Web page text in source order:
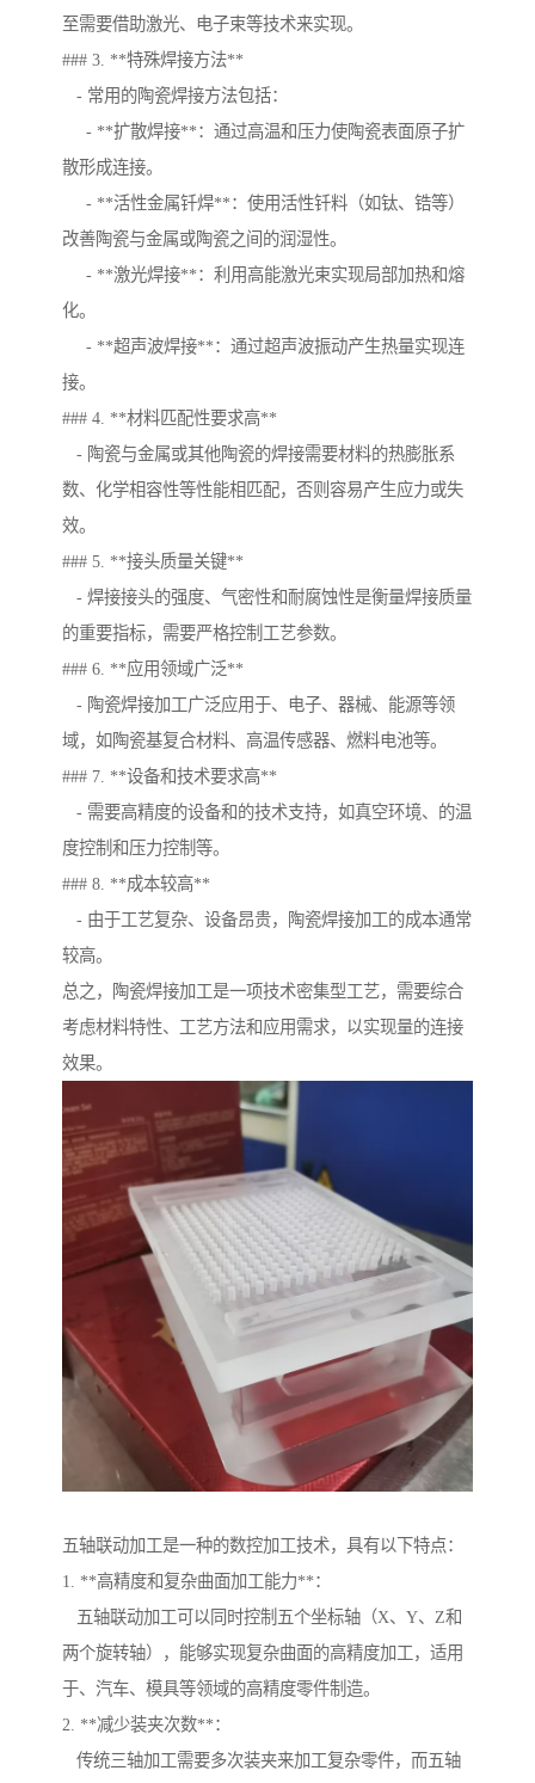
至需要借助激光、电子束等技术来实现。
### 3. **特殊焊接方法**
- 常用的陶瓷焊接方法包括：
- **扩散焊接**：通过高温和压力使陶瓷表面原子扩
散形成连接。
- **活性金属钎焊**：使用活性钎料（如钛、锆等）
改善陶瓷与金属或陶瓷之间的润湿性。
- **激光焊接**：利用高能激光束实现局部加热和熔
化。
- **超声波焊接**：通过超声波振动产生热量实现连
接。
### 4. **材料匹配性要求高**
- 陶瓷与金属或其他陶瓷的焊接需要材料的热膨胀系
数、化学相容性等性能相匹配，否则容易产生应力或失
效。
### 5. **接头质量关键**
- 焊接接头的强度、气密性和耐腐蚀性是衡量焊接质量
的重要指标，需要严格控制工艺参数。
### 6. **应用领域广泛**
- 陶瓷焊接加工广泛应用于、电子、器械、能源等领
域，如陶瓷基复合材料、高温传感器、燃料电池等。
### 7. **设备和技术要求高**
- 需要高精度的设备和的技术支持，如真空环境、的温
度控制和压力控制等。
### 8. **成本较高**
- 由于工艺复杂、设备昂贵，陶瓷焊接加工的成本通常
较高。
总之，陶瓷焊接加工是一项技术密集型工艺，需要综合
考虑材料特性、工艺方法和应用需求，以实现量的连接
效果。
五轴联动加工是一种的数控加工技术，具有以下特点：
1. **高精度和复杂曲面加工能力**：
五轴联动加工可以同时控制五个坐标轴（X、Y、Z和
两个旋转轴），能够实现复杂曲面的高精度加工，适用
于、汽车、模具等领域的高精度零件制造。
2. **减少装夹次数**：
传统三轴加工需要多次装夹来加工复杂零件，而五轴